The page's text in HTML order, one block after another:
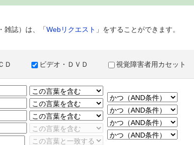
雑誌）は、「Webリクエスト 」をすることができます。
Ｄ ビデオ・ＤＶＤ 視覚障害者用カセット